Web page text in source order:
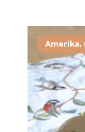
Amerika,